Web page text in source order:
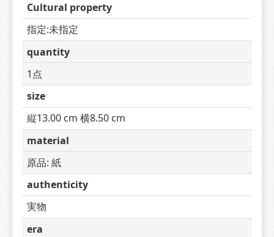
Cultural property
指定:未指定
quantity
1点
size
縦13.00 cm 横8.50 cm
material
原品: 紙
authenticity
実物
era